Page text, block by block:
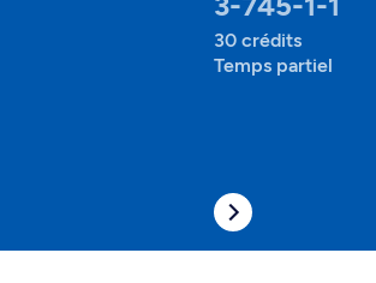
30 crédits
Temps partiel